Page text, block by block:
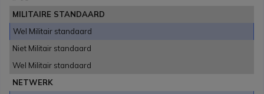
MILITAIRE STANDAARD
Wel Militair standaard
Niet Militair standaard
Wel Militair standaard
NETWERK